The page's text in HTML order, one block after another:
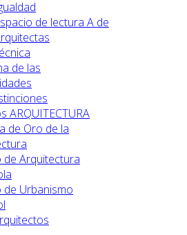
de lectura A de
de las
ARQUITECTURA
de Oro de la
de Arquitectura
de Urbanismo